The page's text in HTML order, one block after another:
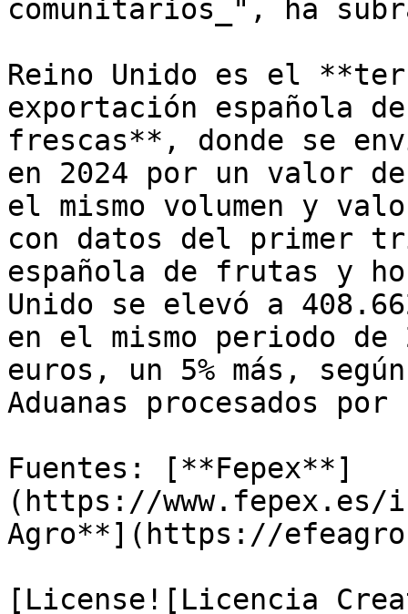
comunitarios_", ha
Reino Unido es el
exportación española
frescas**, donde se
en 2024 por un valor
el mismo volumen y
con datos del primer
española de frutas y
Unido se elevó a
en el mismo periodo
euros, un 5% más,
Aduanas procesados por
Fuentes: [**Fepex**]
(https://
Agro**](https://
[License![Licencia